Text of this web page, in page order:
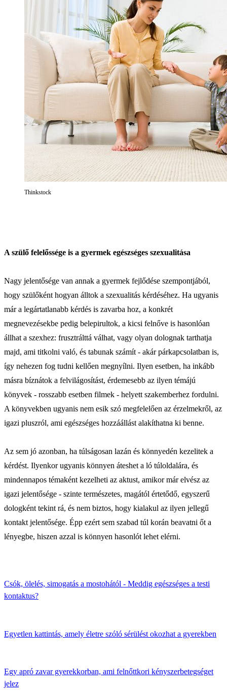
Thinkstock
A szülő felelőssége is a gyermek egészséges szexualitása
Nagy jelentősége van annak a gyermek fejlődése szempontjából,
hogy szülőként hogyan álltok a szexualitás kérdéséhez. Ha ugyanis
már a legártatlanabb kérdés is zavarba hoz, a konkrét
megnevezésekbe pedig belepirultok, a kicsi felnőve is hasonlóan
állhat a szexhez: frusztrálttá válhat, vagy olyan dolognak tarthatja
majd, ami titkolni való, és tabunak számít - akár párkapcsolatban is,
így nehezen fog tudni kellően megnyílni. Ilyen esetben, ha inkább
másra bíznátok a felvilágosítást, érdemesebb az ilyen témájú
könyvek - rosszabb esetben filmek - helyett szakemberhez fordulni.
A könyvekben ugyanis nem esik szó megfelelően az érzelmekről, az
igazi pluszról, ami egészséges hozzáállást alakíthatna ki benne.
Az sem jó azonban, ha túlságosan lazán és könnyedén kezelitek a
kérdést. Ilyenkor ugyanis könnyen áteshet a ló túloldalára, és
mindennapos témaként kezelheti az aktust, amikor már elvész az
igazi jelentősége - szinte természetes, magától értetődő, egyszerű
dologként tekint rá, és nem biztos, hogy kialakul az ilyen jellegű
kontakt jelentősége. Épp ezért sem szabad túl korán beavatni őt a
lényegbe, hiszen azzal is könnyen hasonlót lehet elérni.
Csók, ölelés, simogatás a mostohától - Meddig egészséges a testi
kontaktus?
Egyetlen kattintás, amely életre szóló sérülést okozhat a gyerekben
Egy apró zavar gyerekkorban, ami felnőttkori kényszerbetegséget
jelez